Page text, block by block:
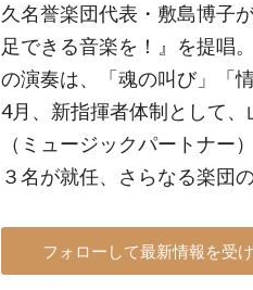
久名誉楽団代表・敷島博子
足できる音楽を！』を提唱
の演奏は、「魂の叫び」「
4月、新指揮者体制として
（ミュージックパートナー
３名が就任、さらなる楽団
フォローして最新情報を受